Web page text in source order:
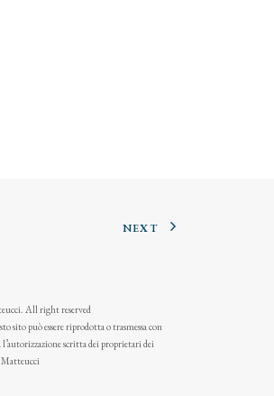
NEXT
All right reserved
sito può essere riprodotta o trasmessa con
l’autorizzazione scritta dei proprietari dei